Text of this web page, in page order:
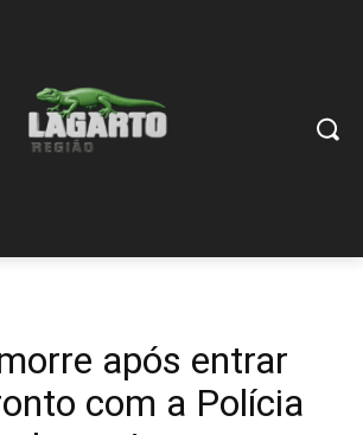
após entrar
com a Polícia